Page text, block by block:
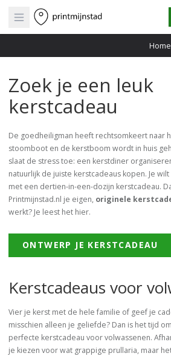
Open main menu
Home
Zoek je een leuk
kerstcadeau
De goedheiligman heeft rechtsomkeert naar
stoomboot en de kerstboom wordt in huis
slaat de stress toe: een kerstdiner
natuurlijk de juiste kerstcadeaus kopen. Je
met een dertien-in-een-dozijn kerstcadeau.
Printmijnstad.nl je eigen, originele
werkt? Je leest het hier.
ONTWERP JE KERSTCADEAU
Kerstcadeaus voor
Vier je kerst met de hele familie of geef je
misschien alleen je geliefde? Dan is het tijd
perfecte kerstcadeau voor volwassenen.
je kiezen voor wat grappige prullaria, maar